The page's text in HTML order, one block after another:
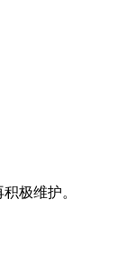
极维护。